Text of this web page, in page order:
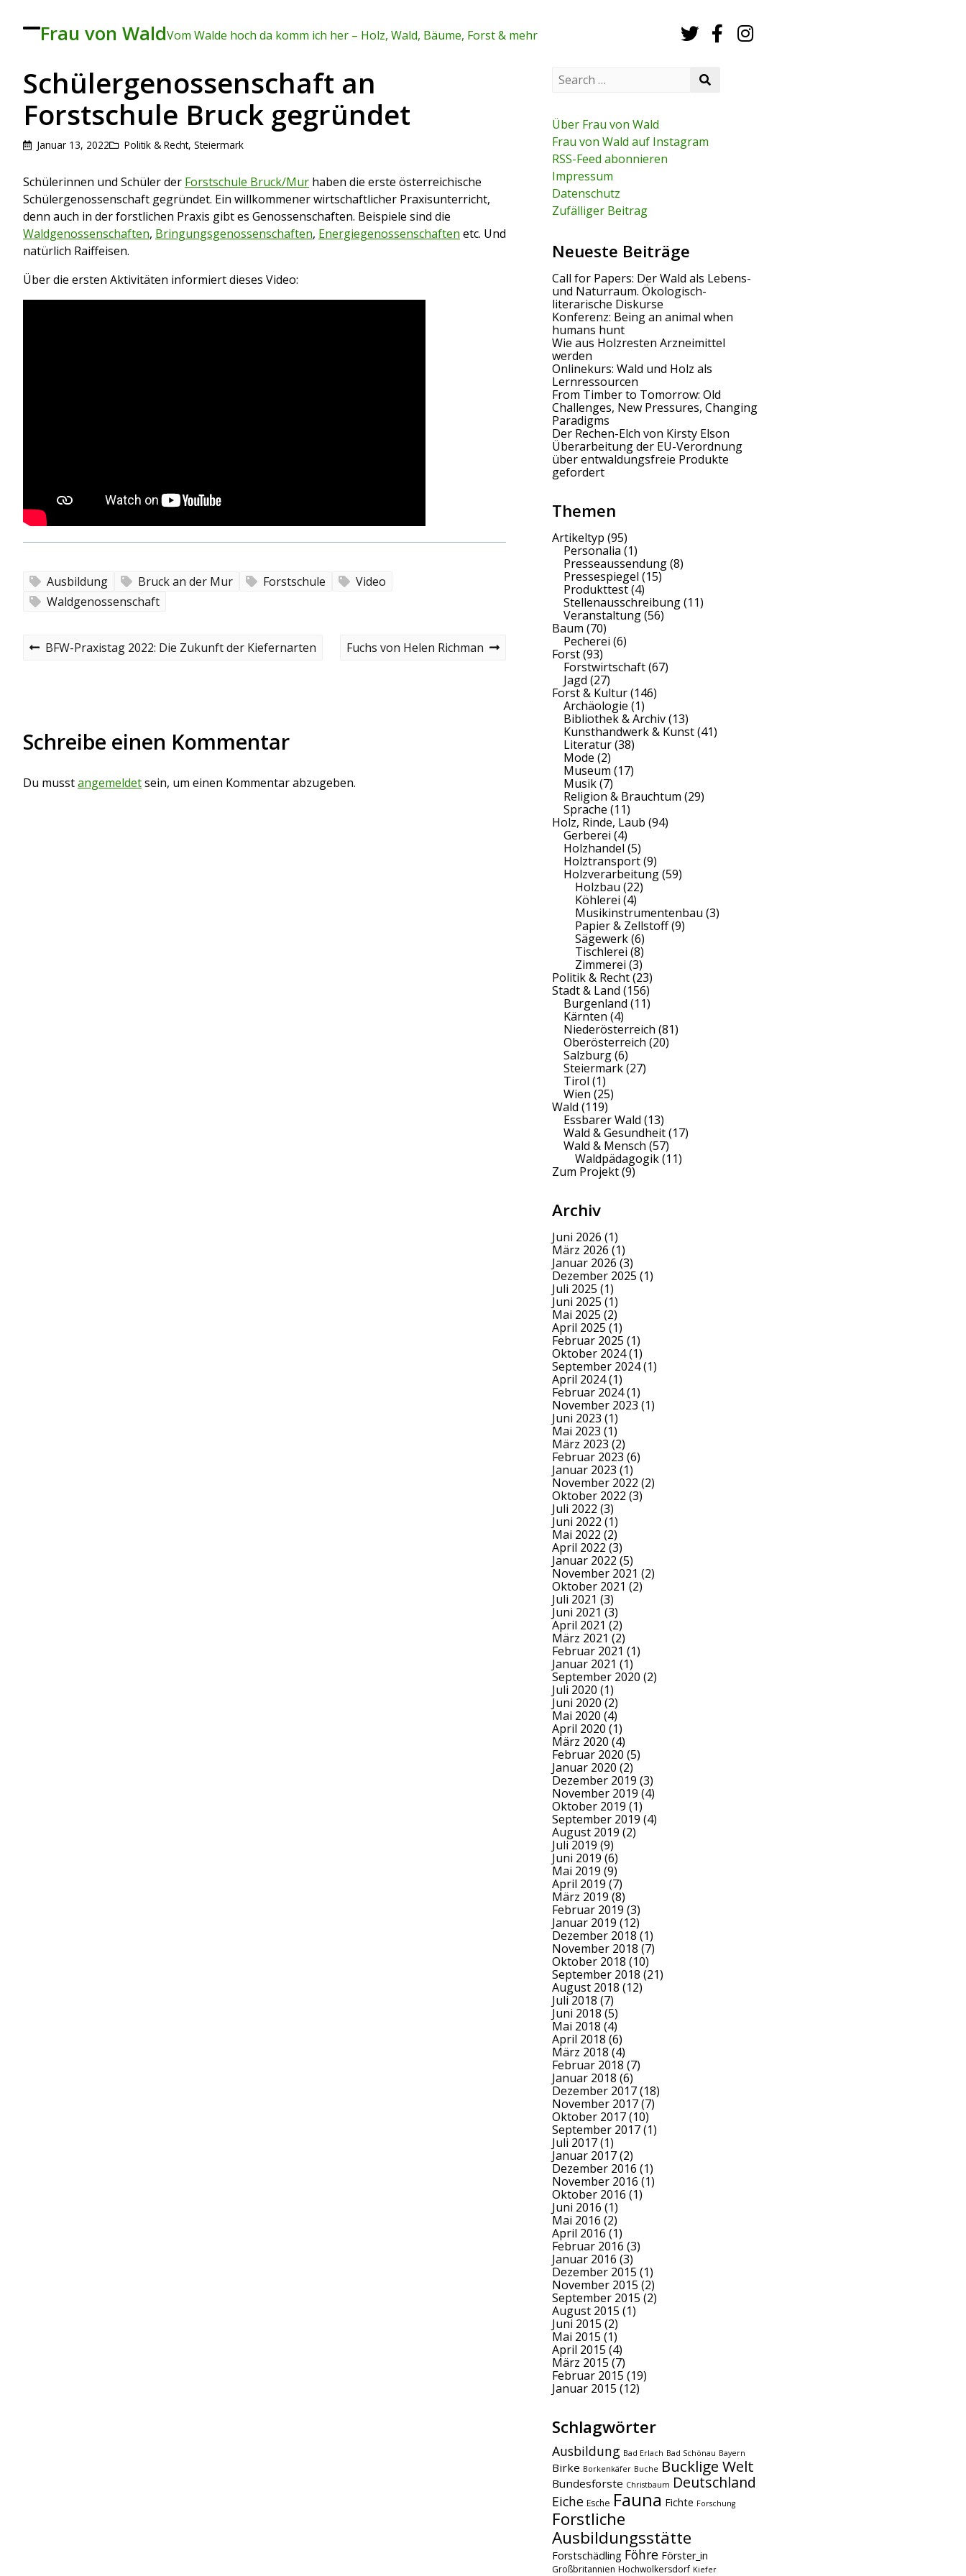
To
me
nu
Frau von WaldVom Walde hoch da komm ich her – Holz, Wald, Bäume, Forst & mehr
Schülergenossenschaft an
Forstschule Bruck gegründet
Januar 13, 2022 Politik & Recht, Steiermark
Schülerinnen und Schüler der Forstschule Bruck/Mur haben die erste österreichische
Schülergenossenschaft gegründet. Ein willkommener wirtschaftlicher Praxisunterricht,
denn auch in der forstlichen Praxis gibt es Genossenschaften. Beispiele sind die
Waldgenossenschaften, Bringungsgenossenschaften, Energiegenossenschaften etc. Und
natürlich Raiffeisen.
Über die ersten Aktivitäten informiert dieses Video:
Ausbildung Bruck an der Mur Forstschule
Video
Waldgenossenschaft
B
r
a
P
s
p
s
t
BFW-Praxistag 2022: Die Zukunft der Kiefernarten
N
Fuchs von Helen Richman
Schreibe einen Kommentar
Du musstangemeldetsein, um einen Kommentar abzugeben.
c
h
f
o
r
:
Über Frau von Wald
Frau von Wald auf Instagram
RSS-Feed abonnieren
Impressum
Datenschutz
Zufälliger Beitrag
Neueste Beiträge
Call for Papers: Der Wald als Lebens-
und Naturraum. Ökologisch-
literarische Diskurse
Konferenz: Being an animal when
humans hunt
Wie aus Holzresten Arzneimittel
werden
Onlinekurs: Wald und Holz als
Lernressourcen
From Timber to Tomorrow: Old
Challenges, New Pressures, Changing
Paradigms
Der Rechen-Elch von Kirsty Elson
Überarbeitung der EU-Verordnung
über entwaldungsfreie Produkte
gefordert
Themen
Artikeltyp (95)
Personalia (1)
Presseaussendung(8)
Pressespiegel (15)
Produkttest(4)
Stellenausschreibung(11)
Veranstaltung(56)
Baum (70)
Pecherei (6)
Forst(93)
Forstwirtschaft(67)
Jagd (27)
Forst & Kultur(146)
Archäologie (1)
Bibliothek & Archiv(13)
Kunsthandwerk & Kunst(41)
Literatur(38)
Mode (2)
Museum (17)
Musik(7)
Religion & Brauchtum (29)
Sprache (11)
Holz, Rinde, Laub (94)
Gerberei (4)
Holzhandel (5)
Holztransport(9)
Holzverarbeitung(59)
Holzbau (22)
Köhlerei (4)
Musikinstrumentenbau (3)
Papier & Zellstoff(9)
Sägewerk(6)
Tischlerei (8)
Zimmerei (3)
Politik & Recht(23)
Stadt & Land (156)
Burgenland (11)
Kärnten (4)
Niederösterreich (81)
Oberösterreich (20)
Salzburg(6)
Steiermark(27)
Tirol (1)
Wien (25)
Wald (119)
Essbarer Wald (13)
Wald & Gesundheit(17)
Wald & Mensch (57)
Waldpädagogik(11)
Zum Projekt(9)
Archiv
Juni 2026 (1)
März 2026 (1)
Januar 2026 (3)
Dezember 2025 (1)
Juli 2025 (1)
Juni 2025 (1)
Mai 2025 (2)
April 2025 (1)
Februar 2025 (1)
Oktober 2024(1)
September 2024(1)
April 2024(1)
Februar 2024(1)
November 2023 (1)
Juni 2023 (1)
Mai 2023 (1)
März 2023 (2)
Februar 2023 (6)
Januar 2023 (1)
November 2022 (2)
Oktober 2022 (3)
Juli 2022 (3)
Juni 2022 (1)
Mai 2022 (2)
April 2022 (3)
Januar 2022 (5)
November 2021 (2)
Oktober 2021 (2)
Juli 2021 (3)
Juni 2021 (3)
April 2021 (2)
März 2021 (2)
Februar 2021 (1)
Januar 2021 (1)
September 2020 (2)
Juli 2020 (1)
Juni 2020 (2)
Mai 2020 (4)
April 2020 (1)
März 2020 (4)
Februar 2020 (5)
Januar 2020 (2)
Dezember 2019 (3)
November 2019 (4)
Oktober 2019 (1)
September 2019 (4)
August 2019 (2)
Juli 2019 (9)
Juni 2019 (6)
Mai 2019 (9)
April 2019 (7)
März 2019 (8)
Februar 2019 (3)
Januar 2019 (12)
Dezember 2018 (1)
November 2018 (7)
Oktober 2018 (10)
September 2018 (21)
August 2018 (12)
Juli 2018 (7)
Juni 2018 (5)
Mai 2018 (4)
April 2018 (6)
März 2018 (4)
Februar 2018 (7)
Januar 2018 (6)
Dezember 2017(18)
November 2017(7)
Oktober 2017(10)
September 2017(1)
Juli 2017(1)
Januar 2017(2)
Dezember 2016 (1)
November 2016 (1)
Oktober 2016 (1)
Juni 2016 (1)
Mai 2016 (2)
April 2016 (1)
Februar 2016 (3)
Januar 2016 (3)
Dezember 2015 (1)
November 2015 (2)
September 2015 (2)
August 2015 (1)
Juni 2015 (2)
Mai 2015 (1)
April 2015 (4)
März 2015 (7)
Februar 2015 (19)
Januar 2015 (12)
Schlagwörter
Ausbildung Bad Erlach Bad Schönau Bayern
Birke Borkenkäfer Buche Bucklige Welt
Bundesforste Christbaum Deutschland
Eiche Esche Fauna Fichte Forschung
Forstliche
Ausbildungsstätte
Forstschädling Föhre Förster_in
Großbritannien Hochwolkersdorf Kiefer